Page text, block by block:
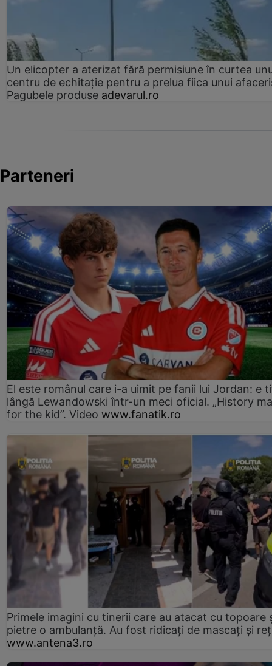
Un elicopter a aterizat fără permisiune în curtea
centru de echitație pentru a prelua fiica unui
Pagubele produse adevarul.ro
Parteneri
El este românul care i-a uimit pe fanii lui Jordan: e
lângă Lewandowski într-un meci oficial. „History
for the kid”. Video www.fanatik.ro
Primele imagini cu tinerii care au atacat cu topoare
pietre o ambulanță. Au fost ridicați de mascați și
www.antena3.ro